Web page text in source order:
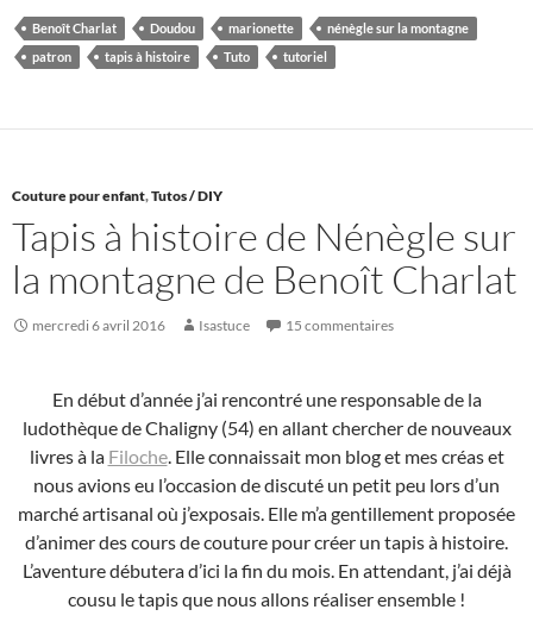
Benoît Charlat Doudou marionette
nénègle sur la montagne
patron
tapis à histoire Tuto tutoriel
Couture pour enfant,Tutos / DIY
Tapis à histoire de Nénègle sur
la montagne de Benoît Charlat
mercredi 6 avril 2016 Isastuce 15 commentaires
En début d’année j’ai rencontré une responsable de la
ludothèque de Chaligny (54) en allant chercher de nouveaux
livres à la Filoche. Elle connaissait mon blog et mes créas et
nous avions eu l’occasion de discuté un petit peu lors d’un
marché artisanal où j’exposais. Elle m’a gentillement proposée
d’animer des cours de couture pour créer un tapis à histoire.
L’aventure débutera d’ici la fin du mois. En attendant, j’ai déjà
cousu le tapis que nous allons réaliser ensemble !